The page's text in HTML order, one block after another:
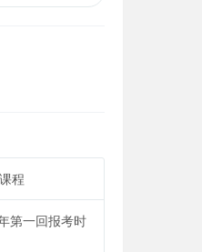
程
第一回报考时